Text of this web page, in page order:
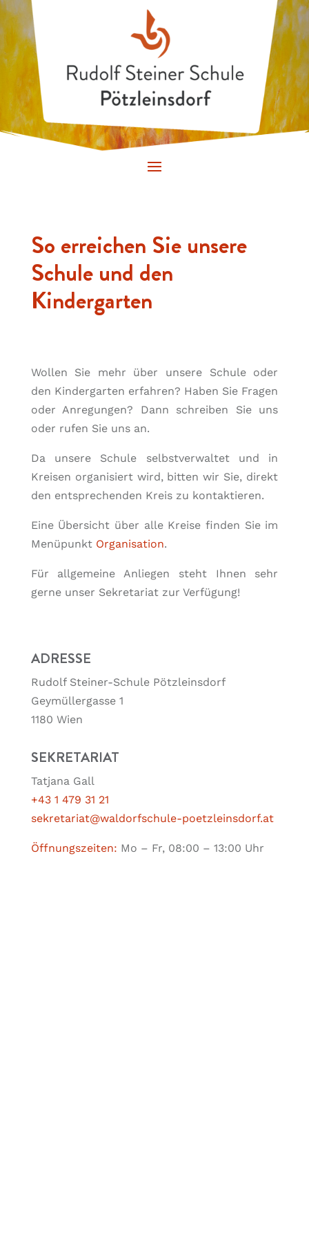
So erreichen Sie unsere
Schule und den
Kindergarten
Wollen Sie mehr über unsere Schule oder
den Kindergarten erfahren? Haben Sie Fragen
oder Anregungen? Dann schreiben Sie uns
oder rufen Sie uns an.
Da unsere Schule selbstverwaltet und in
Kreisen organisiert wird, bitten wir Sie, direkt
den entsprechenden Kreis zu kontaktieren.
Eine Übersicht über alle Kreise finden Sie im
Menüpunkt Organisation.
Für allgemeine Anliegen steht Ihnen sehr
gerne unser Sekretariat zur Verfügung!
ADRESSE
Rudolf Steiner-Schule Pötzleinsdorf
Geymüllergasse 1
1180 Wien
SEKRETARIAT
Tatjana Gall
+43 1 479 31 21
sekretariat@waldorfschule-poetzleinsdorf.at
Öffnungszeiten: Mo – Fr, 08:00 – 13:00 Uhr